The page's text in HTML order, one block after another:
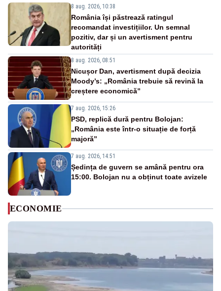
8 aug. 2026, 10:38
România își păstrează ratingul
recomandat investițiilor. Un semnal
pozitiv, dar și un avertisment pentru
autorități
8 aug. 2026, 08:51
Nicușor Dan, avertisment după decizia
Moody’s: „România trebuie să revină la
creștere economică”
7 aug. 2026, 15:26
PSD, replică dură pentru Bolojan:
„România este într-o situație de forță
majoră”
7 aug. 2026, 14:51
Ședința de guvern se amână pentru ora
15:00. Bolojan nu a obținut toate avizele
ECONOMIE